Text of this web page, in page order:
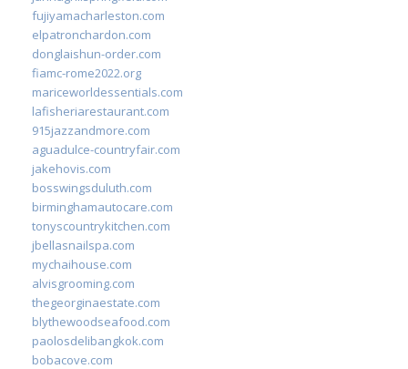
fujiyamacharleston.com
elpatronchardon.com
donglaishun-order.com
fiamc-rome2022.org
mariceworldessentials.com
lafisheriarestaurant.com
915jazzandmore.com
aguadulce-countryfair.com
jakehovis.com
bosswingsduluth.com
birminghamautocare.com
tonyscountrykitchen.com
jbellasnailspa.com
mychaihouse.com
alvisgrooming.com
thegeorginaestate.com
blythewoodseafood.com
paolosdelibangkok.com
bobacove.com